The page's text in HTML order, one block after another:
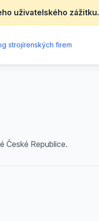
uživatelského zážitku.
strojírenských firem
České Republice.